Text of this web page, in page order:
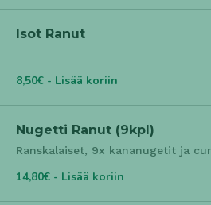
Isot Ranut
8,50€ - Lisää koriin
Nugetti Ranut (9kpl)
Ranskalaiset, 9x kananugetit ja
14,80€ - Lisää koriin